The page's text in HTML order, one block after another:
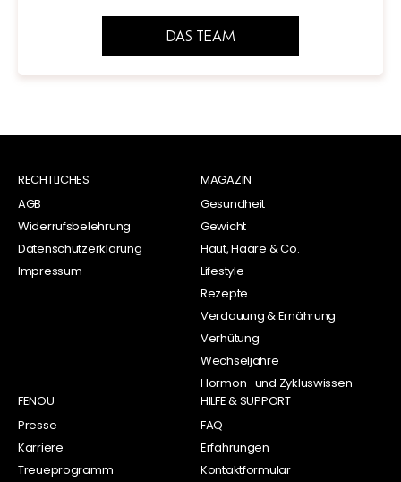
DAS TEAM
RECHTLICHES
AGB
Widerrufsbelehrung
Datenschutzerklärung
Impressum
MAGAZIN
Gesundheit
Gewicht
Haut, Haare & Co.
Lifestyle
Rezepte
Verdauung & Ernährung
Verhütung
Wechseljahre
Hormon- und Zykluswissen
FENOU
Presse
Karriere
Treueprogramm
HILFE & SUPPORT
FAQ
Erfahrungen
Kontaktformular